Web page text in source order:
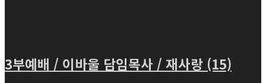
3부예배 / 이바울 담임목사 / 재사랑 (15)